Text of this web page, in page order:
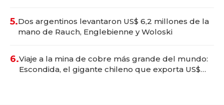
5.Dos argentinos levantaron US$ 6,2 millones de la
mano de Rauch, Englebienne y Woloski
6.Viaje a la mina de cobre más grande del mundo:
Escondida, el gigante chileno que exporta US$